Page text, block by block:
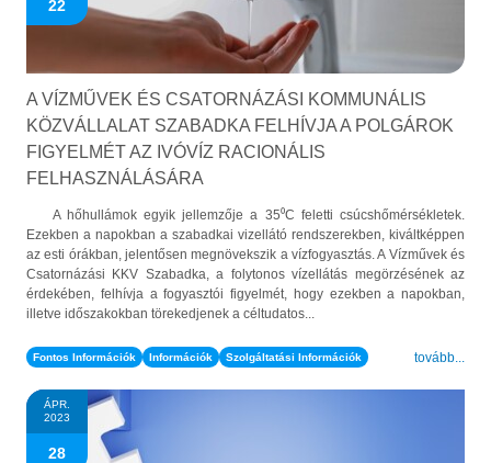
22
A VÍZMŰVEK ÉS CSATORNÁZÁSI KOMMUNÁLIS
KÖZVÁLLALAT SZABADKA FELHÍVJA A POLGÁROK
FIGYELMÉT AZ IVÓVÍZ RACIONÁLIS
FELHASZNÁLÁSÁRA
A hőhullámok egyik jellemzője a 35⁰C feletti csúcshőmérsékletek.
Ezekben a napokban a szabadkai vizellátó rendszerekben, kiváltképpen
az esti órákban, jelentősen megnövekszik a vízfogyasztás. A Vízművek és
Csatornázási KKV Szabadka, a folytonos vízellátás megörzésének az
érdekében, felhívja a fogyasztói figyelmét, hogy ezekben a napokban,
illetve időszakokban törekedjenek a céltudatos...
Fontos Információk Információk Szolgáltatási Információk tovább...
ÁPR.
2023
28